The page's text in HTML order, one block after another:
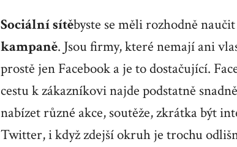
Sociální sítěbyste se měli rozhodně naučit
kampaně. Jsou firmy, které nemají ani
prostě jen Facebook a je to dostačující.
cestu k zákazníkovi najde podstatně
nabízet různé akce, soutěže, zkrátka být
Twitter, i když zdejší okruh je trochu